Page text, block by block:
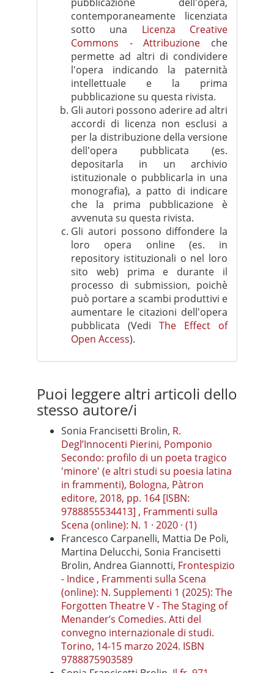
pubblicazione dell'opera,
contemporaneamente licenziata
sotto una Licenza Creative
Commons - Attribuzione che
permette ad altri di condividere
l'opera indicando la paternità
intellettuale e la prima
pubblicazione su questa rivista.
Gli autori possono aderire ad altri
accordi di licenza non esclusi a
per la distribuzione della versione
dell'opera pubblicata (es.
depositarla in un archivio
istituzionale o pubblicarla in una
monografia), a patto di indicare
che la prima pubblicazione è
avvenuta su questa rivista.
Gli autori possono diffondere la
loro opera online (es. in
repository istituzionali o nel loro
sito web) prima e durante il
processo di submission, poichè
può portare a scambi produttivi e
aumentare le citazioni dell'opera
pubblicata (Vedi The Effect of
Open Access).
Puoi leggere altri articoli dello
stesso autore/i
Sonia Francisetti Brolin, R.
Degl’Innocenti Pierini, Pomponio
Secondo: profilo di un poeta tragico
'minore' (e altri studi su poesia latina
in frammenti), Bologna, Pàtron
editore, 2018, pp. 164 [ISBN:
9788855534413] , Frammenti sulla
Scena (online): N. 1 · 2020 · (1)
Francesco Carpanelli, Mattia De Poli,
Martina Delucchi, Sonia Francisetti
Brolin, Andrea Giannotti, Frontespizio
- Indice, Frammenti sulla Scena
(online): N. Supplementi 1 (2025): The
Forgotten Theatre V - The Staging of
Menander’s Comedies. Atti del
convegno internazionale di studi.
Torino, 14-15 marzo 2024. ISBN
9788875903589